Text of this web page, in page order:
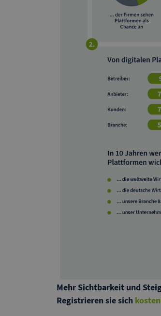
Mehr Sichtbarkeit und
Registrieren sie sich